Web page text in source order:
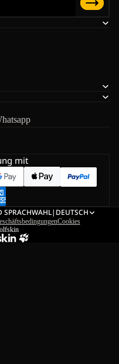
mit
SPRACHWAHL| DEUTSCH
Cookies